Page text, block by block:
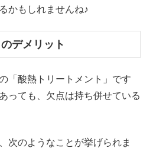
かもしれませんね♪
デメリット
「酸熱トリートメント」です
っても、欠点は持ち併せている
次のようなことが挙げられま